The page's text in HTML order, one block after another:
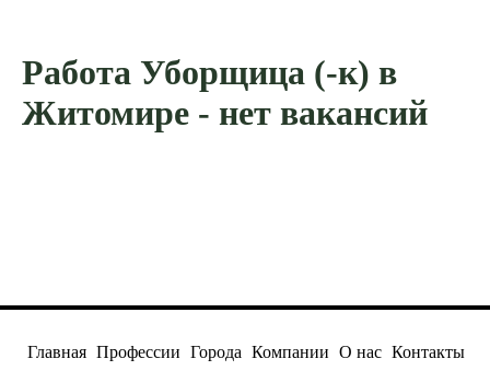
Работа Уборщица (-к) в
Житомире - нет вакансий
Главная Профессии Города Компании О нас Контакты